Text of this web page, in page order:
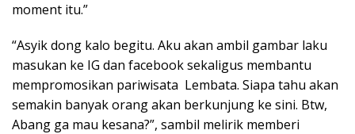
moment itu.”
“Asyik dong kalo begitu. Aku akan ambil gambar laku
masukan ke IG dan facebook sekaligus membantu
mempromosikan pariwisata Lembata. Siapa tahu akan
semakin banyak orang akan berkunjung ke sini. Btw,
Abang ga mau kesana?”, sambil melirik memberi